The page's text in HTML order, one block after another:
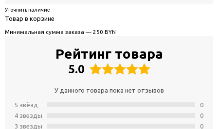
Уточнить наличие
Товар в корзине
Минимальная сумма заказа — 250 BYN
Рейтинг товара
5.0
У данного товара пока нет отзывов
5 звёзд
4 звeзды
3 звeзды
0
0
0